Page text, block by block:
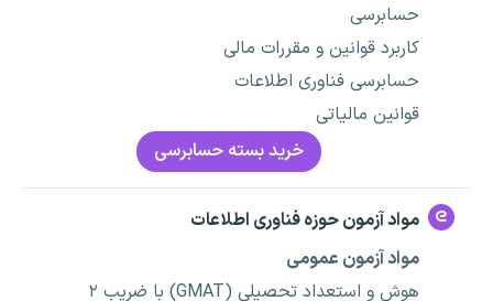
حسابرسی
کاربرد قوانین و مقررات مالی
حسابرسی فناوری اطلاعات
قوانین مالیاتی
خرید بسته حسابرسی
مواد آزمون حوزه فناوری اطلاعات
مواد آزمون عمومی
هوش و استعداد تحصیلی (GMAT) با ضریب ۲